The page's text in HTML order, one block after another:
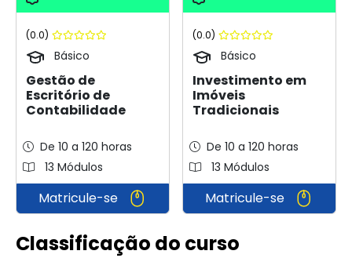
(0.0)
Básico
Gestão de
Escritório de
Contabilidade
De 10 a 120 horas
13 Módulos
Matricule-se
(0.0)
Básico
Investimento em
Imóveis
Tradicionais
De 10 a 120 horas
13 Módulos
Matricule-se
Classificação do curso